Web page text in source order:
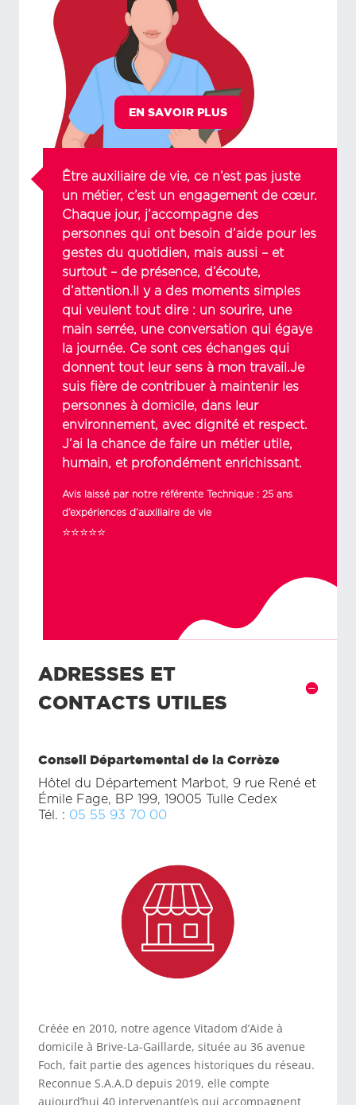
Créée en 2010, notre agence Vitadom d’Aide à
domicile à Brive-La-Gaillarde, située au 36 avenue
Foch, fait partie des agences historiques du réseau.
Reconnue S.A.A.D depuis 2019, elle compte
aujourd’hui 40 intervenant(e)s qui accompagnent
EN SAVOIR PLUS
Être auxiliaire de vie, ce n’est pas juste
un métier, c’est un engagement de cœur.
Chaque jour, j’accompagne des
personnes qui ont besoin d’aide pour les
gestes du quotidien, mais aussi – et
surtout – de présence, d’écoute,
d’attention.Il y a des moments simples
qui veulent tout dire : un sourire, une
main serrée, une conversation qui égaye
la journée. Ce sont ces échanges qui
donnent tout leur sens à mon travail.Je
suis fière de contribuer à maintenir les
personnes à domicile, dans leur
environnement, avec dignité et respect.
J’ai la chance de faire un métier utile,
humain, et profondément enrichissant.
Avis laissé par notre référente Technique : 25 ans
d’expériences d’auxiliaire de vie
⭐⭐⭐⭐⭐
ADRESSES ET
CONTACTS UTILES
Conseil Départemental de la Corrèze
Hôtel du Département Marbot, 9 rue René et
Émile Fage, BP 199, 19005 Tulle Cedex
Tél. : 05 55 93 70 00